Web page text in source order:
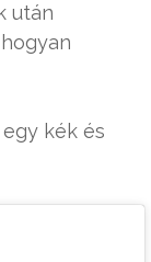
után
kék és